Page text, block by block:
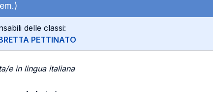
delle classi:
PETTINATO
e in lingua italiana